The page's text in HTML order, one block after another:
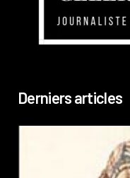
Derniers articles